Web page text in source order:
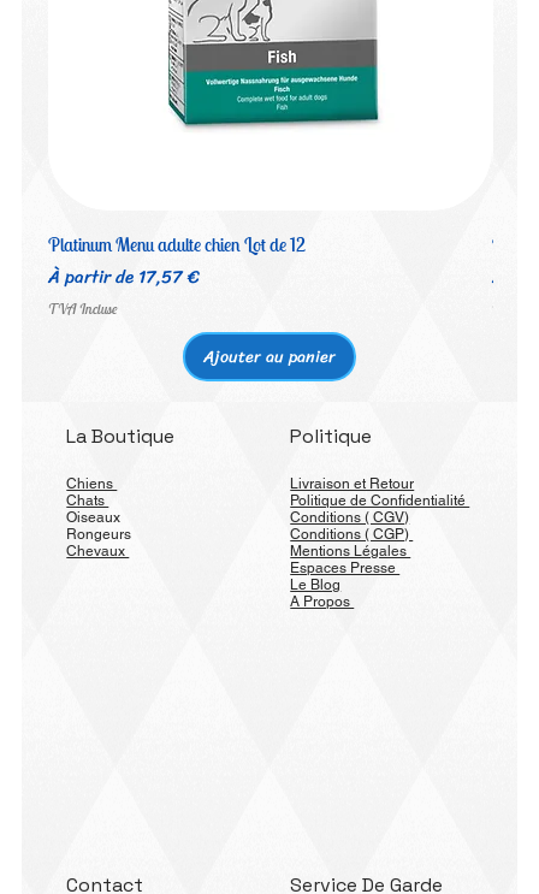
Platinum Menu adulte chien Lot de 12
À partir de17,57 €
Prix promotionnel
TVA Incluse
Ajouter au panier
À
Prix
TVA
La Boutique
Chiens
Chats
Oiseaux
Rongeurs
Chevaux
Politique
Livraison et Retour
Politique de Confidentialité
Conditions ( CGV)
Conditions ( CGP)
Mentions Légales
Espaces Presse
Le Blog
A Propos
Contact Service De Garde